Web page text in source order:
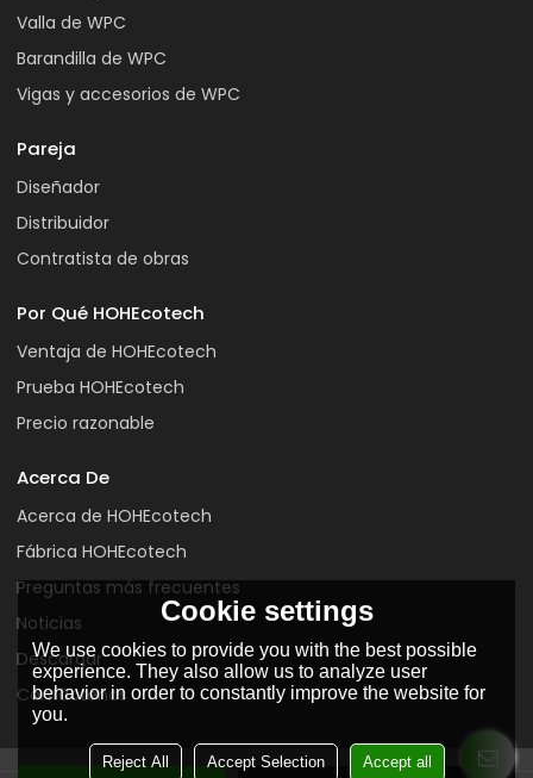
Valla de WPC
Barandilla de WPC
Vigas y accesorios de WPC
Pareja
Diseñador
Distribuidor
Contratista de obras
Por Qué HOHEcotech
Ventaja de HOHEcotech
Prueba HOHEcotech
Precio razonable
Acerca De
Acerca de HOHEcotech
Fábrica HOHEcotech
Preguntas más frecuentes
Noticias
Descargar
Contáctenos
Cookie settings
We use cookies to provide you with the best possible
experience. They also allow us to analyze user
behavior in order to constantly improve the website for
you.
Reject All Accept Selection Accept all